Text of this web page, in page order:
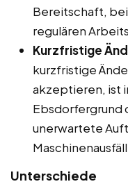
Bereitschaft,
regulären
Kurzfristige
kurzfristige
akzeptieren, ist
Ebsdorfergrund
unerwartete
Unterschiede